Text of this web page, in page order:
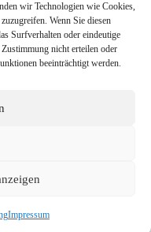
wir Technologien wie Cookies,
Wenn Sie diesen
Surfverhalten oder eindeutige
nicht erteilen oder
beeinträchtigt werden.
Impressum